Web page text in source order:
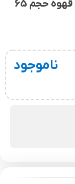
اسپری تاخیری لارگو LARGO رایحه قهوه حجم 65
ناموجود